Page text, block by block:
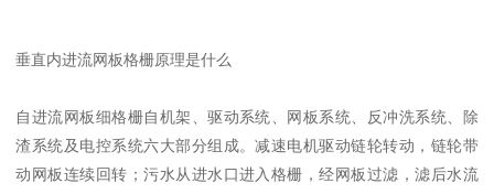
垂直内进流网板格栅原理是什么
自进流网板细格栅自机架、驱动系统、网板系统、反冲洗系统、除
渣系统及电控系统六大部分组成。减速电机驱动链轮转动，链轮带
动网板连续回转；污水从进水口进入格栅，经网板过滤，滤后水流